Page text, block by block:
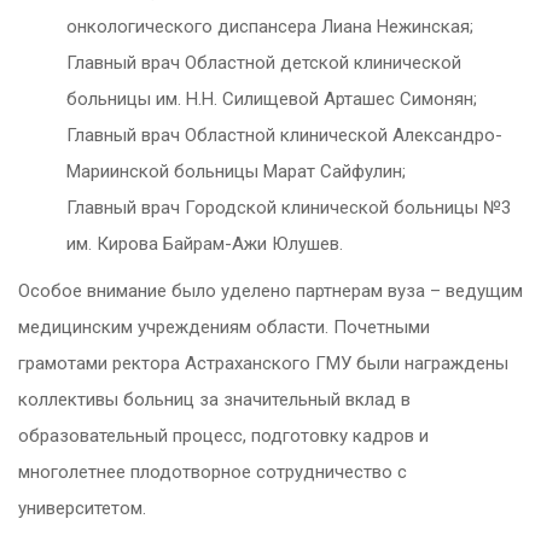
онкологического диспансера Лиана Нежинская;
Главный врач Областной детской клинической
больницы им. Н.Н. Силищевой Арташес Симонян;
Главный врач Областной клинической Александро-
Мариинской больницы Марат Сайфулин;
Главный врач Городской клинической больницы №3
им. Кирова Байрам-Ажи Юлушев.
Особое внимание было уделено партнерам вуза – ведущим
медицинским учреждениям области. Почетными
грамотами ректора Астраханского ГМУ были награждены
коллективы больниц за значительный вклад в
образовательный процесс, подготовку кадров и
многолетнее плодотворное сотрудничество с
университетом.